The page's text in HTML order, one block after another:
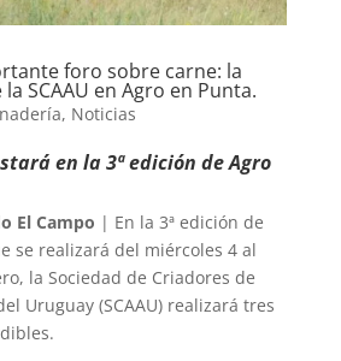
foro sobre carne: la
SCAAU en Agro en Punta.
, Noticias
en la 3ª edición de Agro
El Campo | En la 3ª edición de
se realizará del miércoles 4 al
la Sociedad de Criadores de
Uruguay (SCAAU) realizará tres